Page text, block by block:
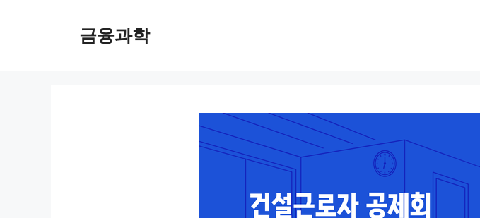
금융과학